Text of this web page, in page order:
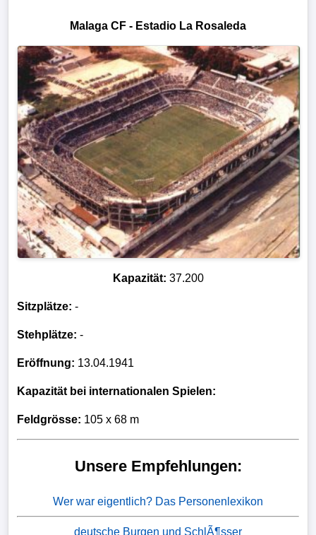
Malaga CF - Estadio La Rosaleda
Kapazität: 37.200
Sitzplätze: -
Stehplätze: -
Eröffnung: 13.04.1941
Kapazität bei internationalen Spielen:
Feldgrösse: 105 x 68 m
Unsere Empfehlungen:
Wer war eigentlich? Das Personenlexikon
deutsche Burgen und SchlÃ¶sser